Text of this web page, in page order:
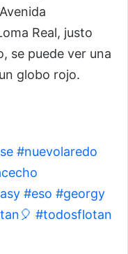
Real, justo
se puede ver una
globo rojo.
#nuevolaredo
#eso #georgy
#todosflotan